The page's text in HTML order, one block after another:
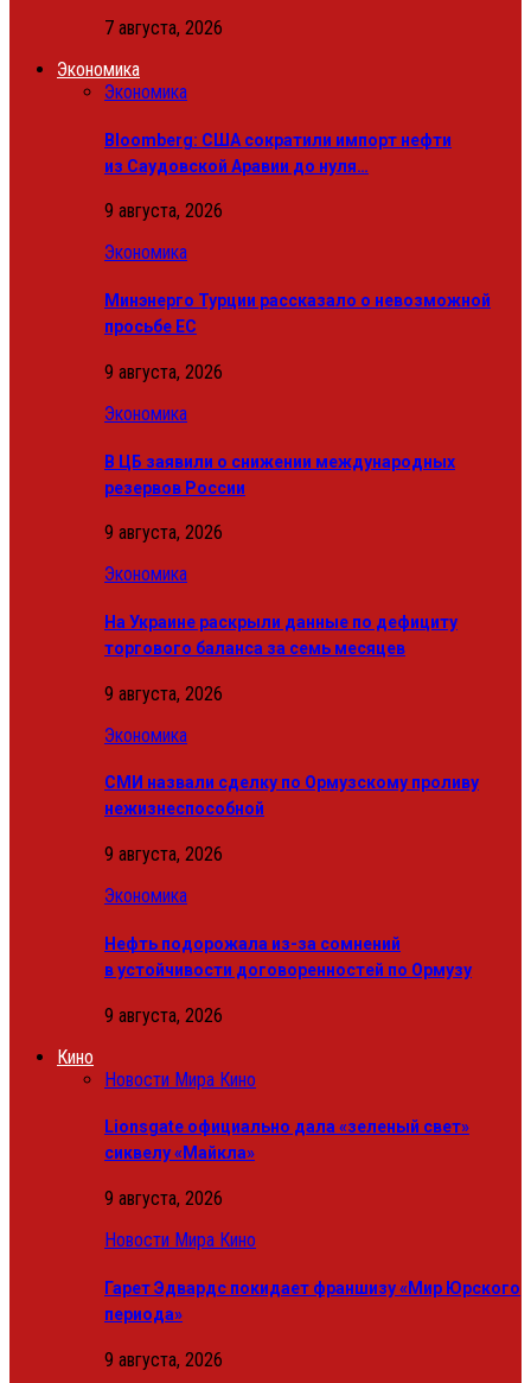
7 августа, 2026
Экономика
Экономика
Bloomberg: США сократили импорт нефти
из Саудовской Аравии до нуля…
9 августа, 2026
Экономика
Минэнерго Турции рассказало о невозможной
просьбе ЕС
9 августа, 2026
Экономика
В ЦБ заявили о снижении международных
резервов России
9 августа, 2026
Экономика
На Украине раскрыли данные по дефициту
торгового баланса за семь месяцев
9 августа, 2026
Экономика
СМИ назвали сделку по Ормузскому проливу
нежизнеспособной
9 августа, 2026
Экономика
Нефть подорожала из-за сомнений
в устойчивости договоренностей по Ормузу
9 августа, 2026
Кино
Новости Мира Кино
Lionsgate официально дала «зеленый свет»
сиквелу «Майкла»
9 августа, 2026
Новости Мира Кино
Гарет Эдвардс покидает франшизу «Мир Юрского
периода»
9 августа, 2026